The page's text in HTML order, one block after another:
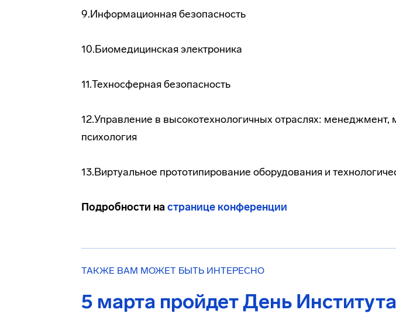
9.Информационная безопасность
10.Биомедицинская электроника
11.Техносферная безопасность
12.Управление в высокотехнологичных отраслях: менеджмент,
психология
13.Виртуальное прототипирование оборудования и
Подробности на странице конференции
ТАКЖЕ ВАМ МОЖЕТ БЫТЬ ИНТЕРЕСНО
5 марта пройдет День